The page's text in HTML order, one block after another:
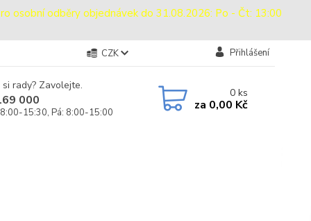
osobní odběry objednávek do 31.08.2026: Po - Čt: 13:00
CZK Přihlášení
rady? Zavolejte.
000
15:30, Pá: 8:00-15:00
0ks
za 0,00 Kč